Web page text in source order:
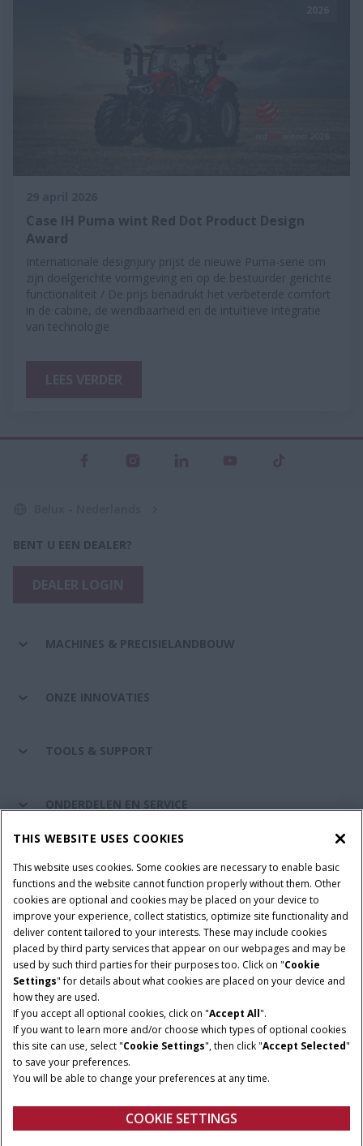
Case IH Puma wint Red Dot Product Design
Award
Internationale designjury prijst de nieuwe Puma-serie om
zijn doelgerichte vormgeving en op de bestuurder gerichte
functionaliteit / De prijs benadrukt het verbeterde comfort
in de cabine, de wendbaarheid en de intuïtieve integratie
van technologie
BENT U EEN DEALER?
MACHINES & PRECISIELANDBOUW
ONZE INNOVATIES
TOOLS & SUPPORT
ONDERDELEN EN SERVICE
Gebruiksvoorwaarden Privacy Policy
Impressum
Cookie Settings
Telematics privacyverklaring
© 2025 CNH Industrial America LLC. All Rights Reserved. Case IH is a
trademark of CNH Industrial America LLC.
THIS WEBSITE USES COOKIES
This website uses cookies. Some cookies are necessary to enable basic
functions and the website cannot function properly without them. Other
cookies are optional and cookies may be placed on your device to
improve your experience, collect statistics, optimize site functionality and
deliver content tailored to your interests. These may include cookies
placed by third party services that appear on our webpages and may be
used by such third parties for their purposes too. Click on "Cookie
Settings" for details about what cookies are placed on your device and
how they are used.
If you accept all optional cookies, click on "Accept All".
If you want to learn more and/or choose which types of optional cookies
this site can use, select "Cookie Settings", then click "Accept Selected"
to save your preferences.
You will be able to change your preferences at any time.
COOKIE SETTINGS